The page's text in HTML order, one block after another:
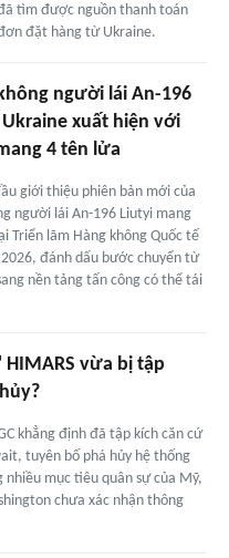
tìm được nguồn thanh toán
đặt hàng từ Ukraine.
người lái An-196
Ukraine xuất hiện với
4 tên lửa
giới thiệu phiên bản mới của
người lái An-196 Liutyi mang
Triển lãm Hàng không Quốc tế
đánh dấu bước chuyển từ
nền tảng tấn công có thể tái
HIMARS vừa bị tập
khẳng định đã tập kích căn cứ
tuyên bố phá hủy hệ thống
nhiều mục tiêu quân sự của Mỹ,
chưa xác nhận thông